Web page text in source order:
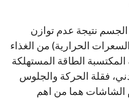
نتيجة عدم توازن
الحرارية) من الغذاء
الطاقة المستهلكة
فقلة الحركة والجلوس
الشاشات هما من اهم